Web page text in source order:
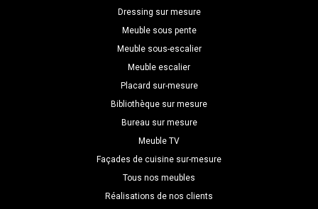
Dressing sur mesure
Meuble sous pente
Meuble sous-escalier
Meuble escalier
Placard sur-mesure
Bibliothèque sur mesure
Bureau sur mesure
Meuble TV
Façades de cuisine sur-mesure
Tous nos meubles
Réalisations de nos clients